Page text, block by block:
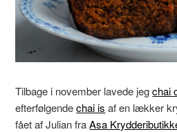
Tilbage i november lavede jegchai
efterfølgendechai is af en lækker
fået af Julian fraAsa